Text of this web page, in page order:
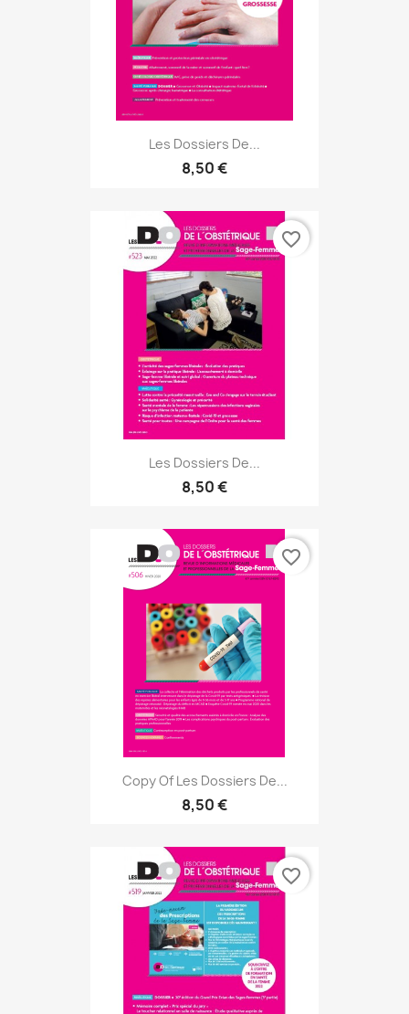
Les Dossiers De...
8,50 €
Les Dossiers De...
8,50 €
favorite_border
Copy Of Les Dossiers De...
8,50 €
favorite_border
favorite_border